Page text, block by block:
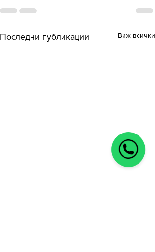
Последни публикации Виж всички